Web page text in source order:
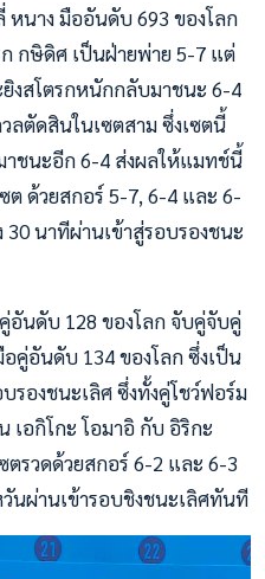
หนาง มืออันดับ 693 ของโลก
ก กษิดิศ เป็นฝ่ายพ่าย 5-7 แต่
งสโตรกหนักกลับมาชนะ 6-4
ลตัดสินในเซตสาม ซึ่งเซตนี้
าชนะอีก 6-4 ส่งผลให้แมทช์นี้
ต ด้วยสกอร์ 5-7, 6-4 และ 6-
30 นาทีผ่านเข้าสู่รอบรองชนะ
อันดับ 128 ของโลก จับคู่จับคู่
คู่อันดับ 134 ของโลก ซึ่งเป็น
รองชนะเลิศ ซึ่งทั้งคู่โชว์ฟอร์ม
อกิโกะ โอมาอิ กับ อิริกะ
ตรวดด้วยสกอร์ 6-2 และ 6-3
นผ่านเข้ารอบชิงชนะเลิศทันที